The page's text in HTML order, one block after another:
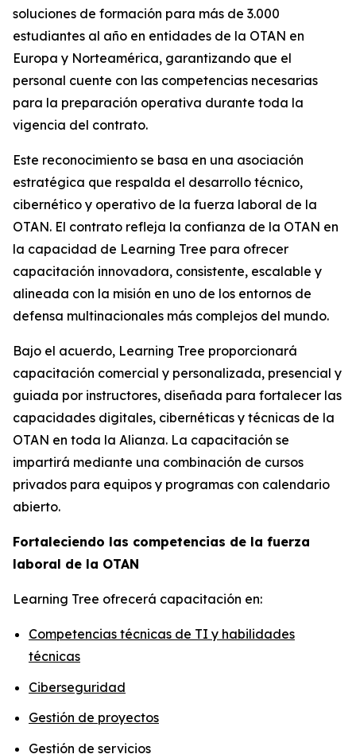
soluciones de formación para más de 3.000
estudiantes al año en entidades de la OTAN en
Europa y Norteamérica, garantizando que el
personal cuente con las competencias necesarias
para la preparación operativa durante toda la
vigencia del contrato.
Este reconocimiento se basa en una asociación
estratégica que respalda el desarrollo técnico,
cibernético y operativo de la fuerza laboral de la
OTAN. El contrato refleja la confianza de la OTAN en
la capacidad de Learning Tree para ofrecer
capacitación innovadora, consistente, escalable y
alineada con la misión en uno de los entornos de
defensa multinacionales más complejos del mundo.
Bajo el acuerdo, Learning Tree proporcionará
capacitación comercial y personalizada, presencial y
guiada por instructores, diseñada para fortalecer las
capacidades digitales, cibernéticas y técnicas de la
OTAN en toda la Alianza. La capacitación se
impartirá mediante una combinación de cursos
privados para equipos y programas con calendario
abierto.
Fortaleciendo las competencias de la fuerza
laboral de la OTAN
Learning Tree ofrecerá capacitación en:
Competencias técnicas de TI y habilidades
técnicas
Ciberseguridad
Gestión de proyectos
Gestión de servicios